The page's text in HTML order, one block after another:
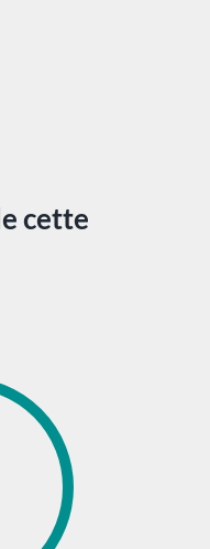
cette